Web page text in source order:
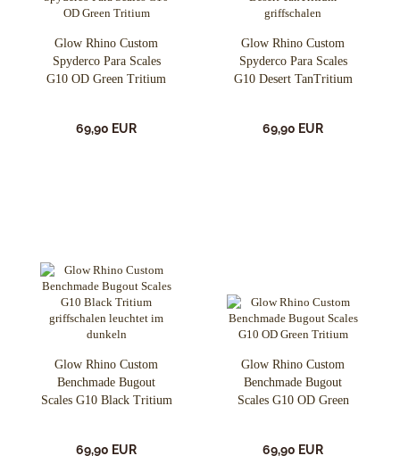
Glow Rhino Custom
Spyderco Para Scales
G10 OD Green Tritium
69,90 EUR
Glow Rhino Custom
Spyderco Para Scales
G10 Desert TanTritium
69,90 EUR
Glow Rhino Custom
Benchmade Bugout
Scales G10 Black Tritium
69,90 EUR
Glow Rhino Custom
Benchmade Bugout
Scales G10 OD Green
69,90 EUR